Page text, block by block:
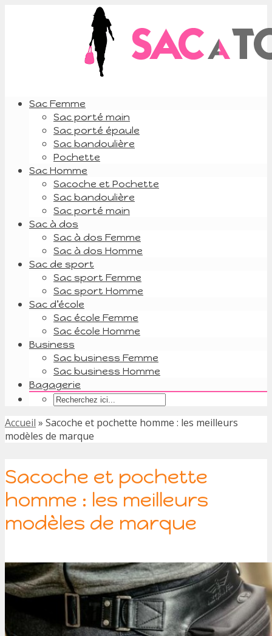
Sac Femme
Sac porté main
Sac porté épaule
Sac bandoulière
Pochette
Sac Homme
Sacoche et Pochette
Sac bandoulière
Sac porté main
Sac à dos
Sac à dos Femme
Sac à dos Homme
Sac de sport
Sac sport Femme
Sac sport Homme
Sac d’école
Sac école Femme
Sac école Homme
Business
Sac business Femme
Sac business Homme
Bagagerie
Accueil » Sacoche et pochette homme : les meilleurs
modèles de marque
Sacoche et pochette
homme : les meilleurs
modèles de marque